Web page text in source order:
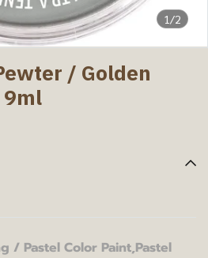
1/2
/ Golden
9ml
/ Pastel Color Paint,Pastel